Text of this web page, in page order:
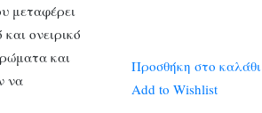
μεταφέρει
ονειρικό
και
να
Προσθήκη στο καλάθι
Add to Wishlist